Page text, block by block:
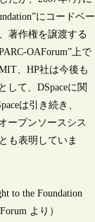
にコードベー
著作権を譲渡する
OAForum”上で
、HP社は今後も
して、DSpaceに関
は引き続き、
ープンソースシス
も表明していま
to the Foundation
より）